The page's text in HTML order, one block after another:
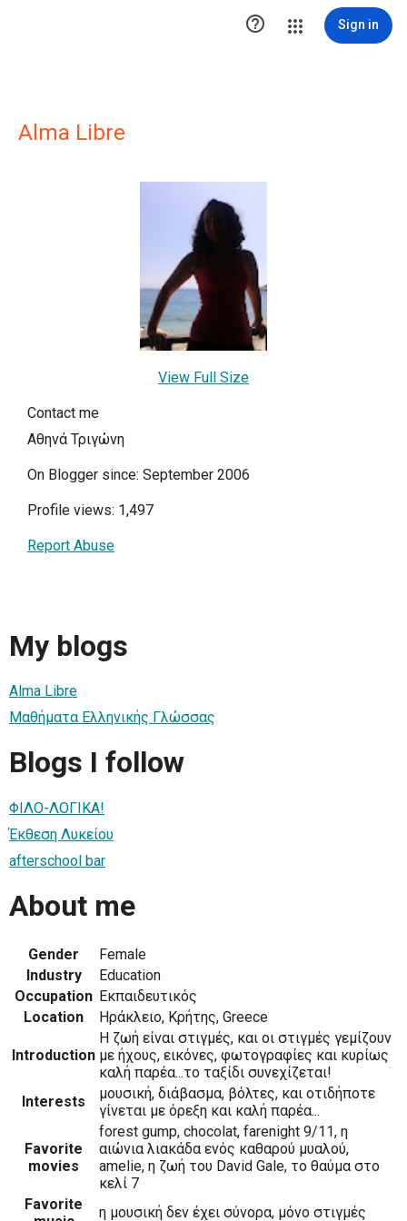
 Sign in
Alma Libre
View Full Size
Contact me
Αθηνά Τριγώνη
On Blogger since: September 2006
Profile views: 1,497
Report Abuse
My blogs
Alma Libre
Μαθήματα Ελληνικής Γλώσσας
Blogs I follow
ΦΙΛΟ-ΛΟΓΙΚΑ!
Έκθεση Λυκείου
afterschool bar
About me
Gender
Female
Industry
Education
Occupation Εκπαιδευτικός
Location
Ηράκλειο, Κρήτης, Greece
Introduction
H ζωή είναι στιγμές, και οι στιγμές γεμίζουν
με ήχους, εικόνες, φωτογραφίες και κυρίως
καλή παρέα...το ταξίδι συνεχίζεται!
Interests
μουσική, διάβασμα, βόλτες, και οτιδήποτε
γίνεται με όρεξη και καλή παρέα...
Favorite
movies
forest gump, chocolat, farenight 9/11, η
αιώνια λιακάδα ενός καθαρού μυαλού,
amelie, η ζωή του David Gale, το θαύμα στο
κελί 7
Favorite
η μουσική δεν έχει σύνορα, μόνο στιγμές